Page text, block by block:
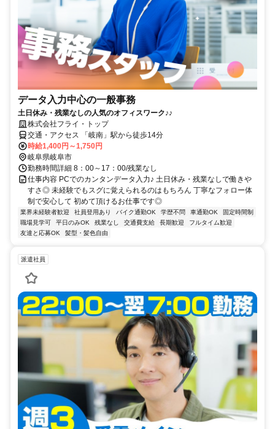
データ入力中心の一般事務
土日休み・残業なしの人気のオフィスワーク♪♪
株式会社フライ・トップ
交通・アクセス 「岐南」駅から徒歩14分
時給1,400円～1,750円
岐阜県岐阜市
勤務時間詳細 8：00～17：00/残業なし
仕事内容 PCでのカンタンデータ入力♪ 土日休み・残業なしで働きや
すさ◎ 未経験でもスグに覚えられるのはもちろん 丁寧なフォロー体
制で安心して 初めて頂けるお仕事です◎
業界未経験者歓迎 社員登用あり バイク通勤OK 学歴不問 車通勤OK
固定時間制
職場見学可
平日のみOK 残業なし 交通費支給 長期歓迎
フルタイム歓迎
友達と応募OK
髪型・髪色自由
派遣社員